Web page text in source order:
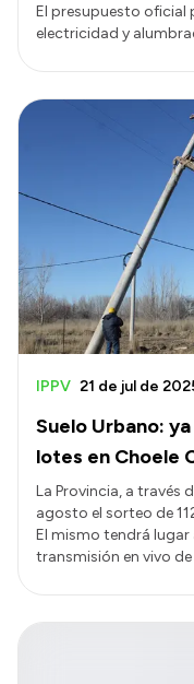
El presupuesto oficial
electricidad y
Suelo Urbano:
lotes en Choele
IPPV 21 de jul de
La Provincia, a través
agosto el sorteo de
El mismo tendrá lugar
transmisión en vivo de